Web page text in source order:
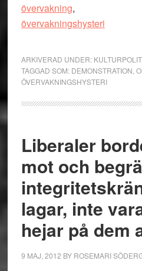
övervakning,
övervakningshysteri
ARKIVERAD UNDER:
TAGGAD SOM: DEMONSTRATION
ÖVERVAKNINGSHYSTERI
Liberaler
mot och
lagar, inte
hejar på dem
9 MAJ, 2012 BY ROSEMARI